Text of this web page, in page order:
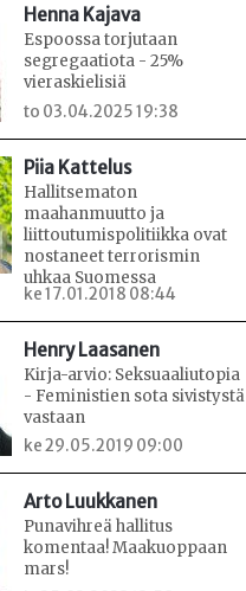
Henna Kajava
Espoossa torjutaan
segregaatiota - 25%
vieraskielisiä
to 03.04.2025 19:38
Piia Kattelus
Hallitsematon
maahanmuutto ja
liittoutumispolitiikka ovat
nostaneet terrorismin
uhkaa Suomessa
ke 17.01.2018 08:44
Henry Laasanen
Kirja-arvio: Seksuaaliutopia
- Feministien sota sivistystä
vastaan
ke 29.05.2019 09:00
Arto Luukkanen
Punavihreä hallitus
komentaa! Maakuoppaan
mars!